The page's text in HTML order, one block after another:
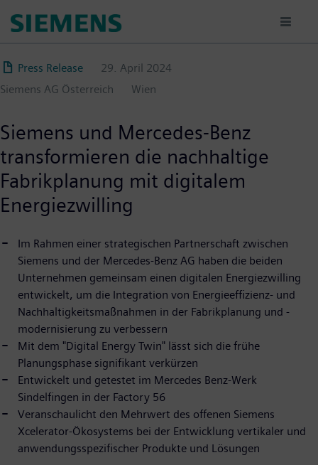
zum
Press Release
29. April 2024
Siemens AG Österreich
Wien
Siemens und Mercedes-Benz
transformieren die nachhaltige
Fabrikplanung mit digitalem
Energiezwilling
Im Rahmen einer strategischen Partnerschaft zwischen
Siemens und der Mercedes-Benz AG haben die beiden
Unternehmen gemeinsam einen digitalen Energiezwilling
entwickelt, um die Integration von Energieeffizienz- und
Nachhaltigkeitsmaßnahmen in der Fabrikplanung und -
modernisierung zu verbessern
Mit dem "Digital Energy Twin" lässt sich die frühe
Planungsphase signifikant verkürzen
Entwickelt und getestet im Mercedes Benz-Werk
Sindelfingen in der Factory 56
Veranschaulicht den Mehrwert des offenen Siemens
Xcelerator-Ökosystems bei der Entwicklung vertikaler und
anwendungsspezifischer Produkte und Lösungen